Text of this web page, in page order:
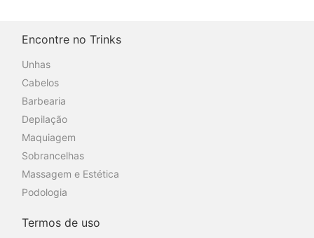
Encontre no Trinks
Unhas
Cabelos
Barbearia
Depilação
Maquiagem
Sobrancelhas
Massagem e Estética
Podologia
Termos de uso